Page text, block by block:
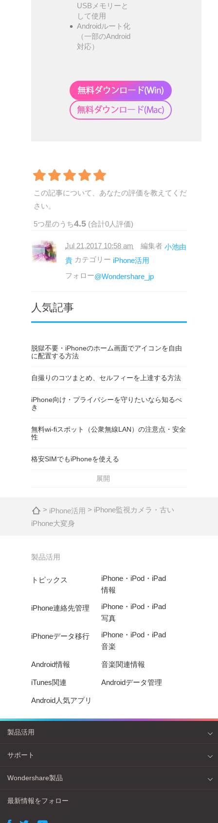
USBメモリーと
して使用
Androidルート化
（一部のAndroid
対応）
この記事について、あなたの評価を教えてくだ
さい。
5つ星のうち4.5 (合計0 人評価)
Jul 21,2017 10:58 am 編集者 小池由
貴 カテゴリー iPhone活用
フォロー@Wondershare_jp
人気記事
脱獄不要・iPhoneのホーム画面でアイコンを自由
に配置する方法
自撮りのコツまとめ、セルフィーを上達する方法
iPhone向け・プライバシーを守りたいなら知るべ
き
無料wi-fiスポット（公衆無線LAN）の注意点・安全
性
格安SIMでもiPhoneを使える
展開
> iPhone活用 > iPhone監視カメラ・古い
iPhone大変身
製品活用
トピックス
iPhone・iPod・iPad
情報
iPhone連絡先管理
iPhone・iPod・iPad
写真
iPhoneデータ移行
iPhone・iPod・iPad
音楽
Android情報 音楽関連情報
iTunes関連 Androidデータ管理
Android人気アプリ
製品活用
サポート
Wondershare製品
最新情報をフォロー